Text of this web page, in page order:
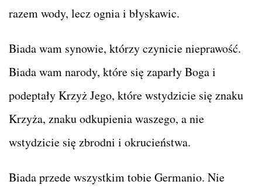
razem wody, lecz ognia i błyskawic.
Biada wam synowie, którzy czynicie nieprawość.
Biada wam narody, które się zaparły Boga i
podeptały Krzyż Jego, które wstydzicie się znaku
Krzyża, znaku odkupienia waszego, a nie
wstydzicie się zbrodni i okrucieństwa.
Biada przede wszystkim tobie Germanio. Nie